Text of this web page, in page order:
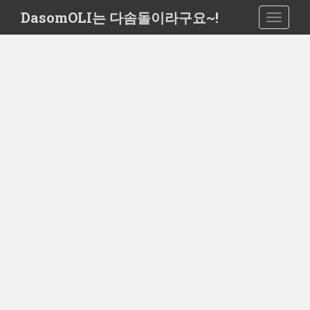
i
DasomOLI는 다솜돌이라구요~!